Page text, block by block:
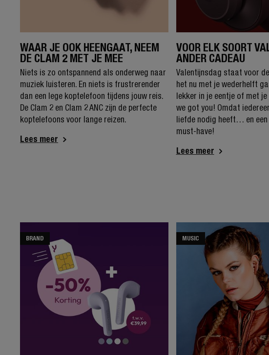
WAAR JE OOK HEENGAAT, NEEM
DE CLAM 2 MET JE MEE
Niets is zo ontspannend als onderweg naar
muziek luisteren. En niets is frustrerender
dan een lege koptelefoon tijdens jouw reis.
De Clam 2 en Clam 2 ANC zijn de perfecte
koptelefoons voor lange reizen.
Lees meer
VOOR ELK SOORT
ANDER CADEAU
Valentijnsdag staat voor
het nu met je wederhelft
lekker in je eentje of met
we got you! Omdat
liefde nodig heeft… en een
must-have!
Lees meer
BRAND MUSIC